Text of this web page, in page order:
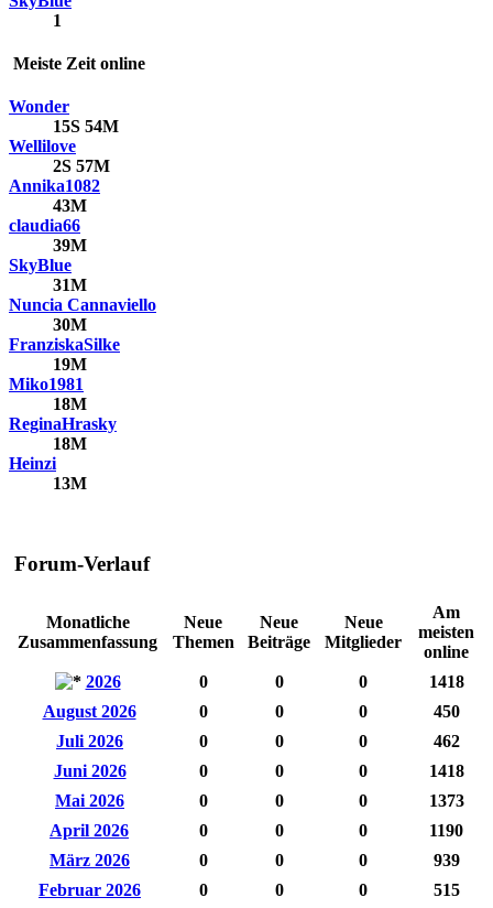
1
Meiste Zeit online
Wonder
15S 54M
Wellilove
2S 57M
Annika1082
43M
claudia66
39M
SkyBlue
31M
Nuncia Cannaviello
30M
FranziskaSilke
19M
Miko1981
18M
ReginaHrasky
18M
Heinzi
13M
Forum-Verlauf
Monatliche
Zusammenfassung
Neue
Themen
Neue
Beiträge
Neue
Mitglieder
Am
meisten
online
2026
0 0 0
1418
August 2026
0 0 0
450
Juli 2026
0 0 0
462
Juni 2026
0 0 0
1418
Mai 2026
0 0 0
1373
April 2026
0 0 0
1190
März 2026
0 0 0
939
Februar 2026
0 0 0
515